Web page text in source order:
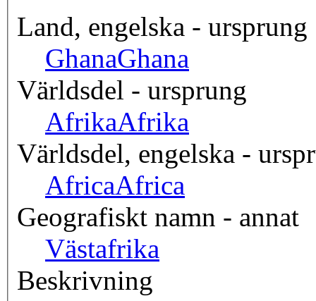
Land, engelska - ursprung
GhanaGhana
Världsdel - ursprung
AfrikaAfrika
Världsdel, engelska -
AfricaAfrica
Geografiskt namn - annat
Västafrika
Beskrivning